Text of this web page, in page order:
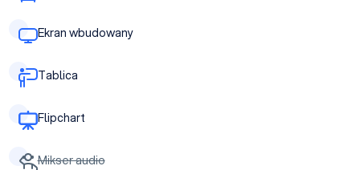
Ekran wbudowany
Tablica
Flipchart
Mikser audio